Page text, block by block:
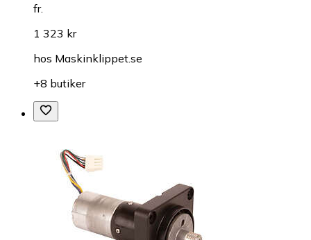
fr.
1 323 kr
hos Maskinklippet.se
+8 butiker